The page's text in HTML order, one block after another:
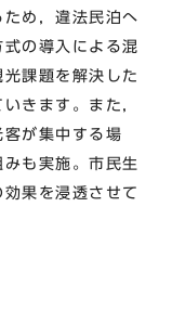
め，違法民泊へ
の導入による混
課題を解決した
きます。また，
客が集中する場
も実施。市民生
果を浸透させて